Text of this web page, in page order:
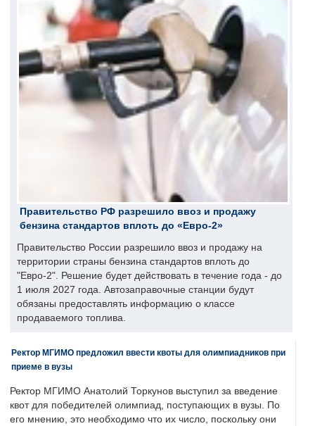
Правительство РФ разрешило ввоз и продажу
бензина стандартов вплоть до «Евро-2»
Правительство России разрешило ввоз и продажу на
территории страны бензина стандартов вплоть до
"Евро-2". Решение будет действовать в течение года - до
1 июля 2027 года. Автозаправочные станции будут
обязаны предоставлять информацию о классе
продаваемого топлива.
Ректор МГИМО предложил ввести квоты для олимпиадников при
приеме в вузы
Ректор МГИМО Анатолий Торкунов выступил за введение
квот для победителей олимпиад, поступающих в вузы. По
его мнению, это необходимо что их число, поскольку они